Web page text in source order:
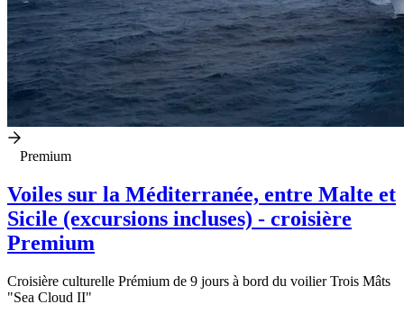
Premium
Voiles sur la Méditerranée, entre Malte et
Sicile (excursions incluses) - croisière
Premium
Croisière culturelle Prémium de 9 jours à bord du voilier Trois Mâts
"Sea Cloud II"